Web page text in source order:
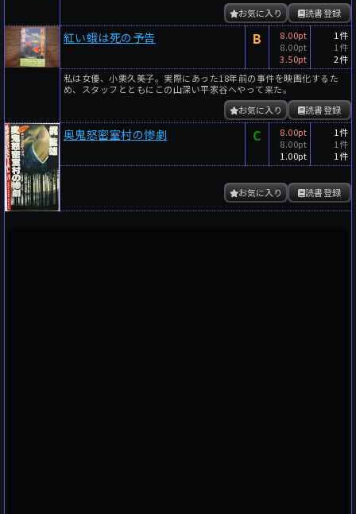
読書登録
お気に入り
紅い蛾は死の予告 B
8.00pt
8.00pt
3.50pt
1件
1件
2件
私は女優、小栗久美子。実際にあった18年前の事件を映画化するた
め、スタッフとともにこの山深い平家谷へやって来た。
読書登録
お気に入り
奥鬼怒密室村の惨劇 C
8.00pt
8.00pt
1.00pt
1件
1件
1件
読書登録
お気に入り